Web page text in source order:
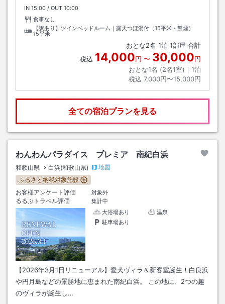
IN チェックイン
15:00 / OUT チェックアウト
10:00
食事なし
【訳あり】ツインベッドルーム｜露天つぼ湯付（15平米・禁煙）
15平米
おとな2名 1泊 1部屋 合計
税込 14,000円 〜 30,000円
おとな1名 (2名1室)｜ 1泊
税込 7,000円〜15,000円
全ての宿泊プランを見る
わんわんパラダイス プレミア 南紀白浜
和歌山県 白浜(和歌山県)
地図
ふるさと納税対象施設
お客様アンケート評価
対象外
るるぶトラベル評価
集計中
大浴場あり
温泉
駐車場あり
【2026年3月1日リニューアル】愛犬ヴィラ＆新客室誕生！白良浜
や円月島などの景勝地に恵まれた南紀白浜。 この地に、2つの趣
のヴィラが誕生し…